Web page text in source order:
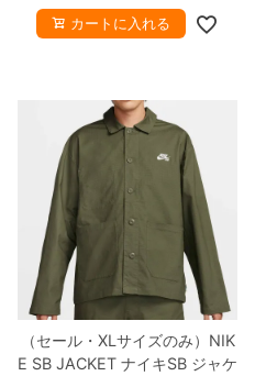
返品/交換不可商品】
カートに入れる
（セール・XLサイズのみ） NIK
E SB JACKET ナイキSB ジャケ